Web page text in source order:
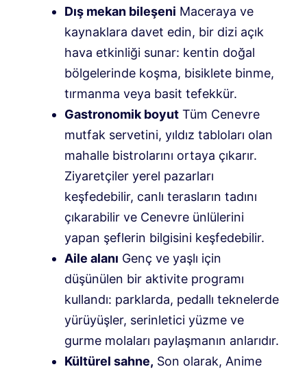
Dış mekan bileşeni Maceraya ve
kaynaklara davet edin, bir dizi açık
hava etkinliği sunar: kentin doğal
bölgelerinde koşma, bisiklete binme,
tırmanma veya basit tefekkür.
Gastronomik boyut Tüm Cenevre
mutfak servetini, yıldız tabloları olan
mahalle bistrolarını ortaya çıkarır.
Ziyaretçiler yerel pazarları
keşfedebilir, canlı terasların tadını
çıkarabilir ve Cenevre ünlülerini
yapan şeflerin bilgisini keşfedebilir.
Aile alanı Genç ve yaşlı için
düşünülen bir aktivite programı
kullandı: parklarda, pedallı teknelerde
yürüyüşler, serinletici yüzme ve
gurme molaları paylaşmanın anlarıdır.
Kültürel sahne, Son olarak, Anime